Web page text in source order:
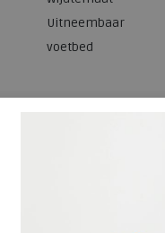
Uitneembaar
voetbed